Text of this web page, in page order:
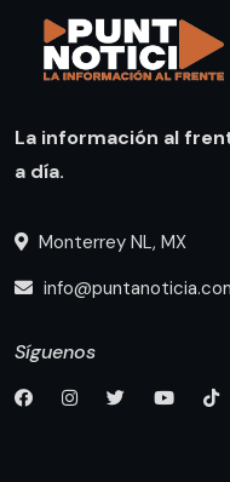
La información al
a día.
Monterrey NL, MX
Síguenos